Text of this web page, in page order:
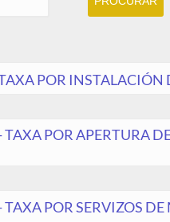
POR INSTALACIÓN
POR APERTURA
POR SERVIZOS